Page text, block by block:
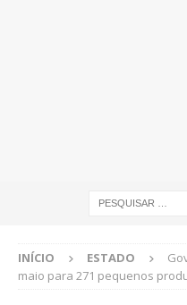
INÍCIO ESTADO
maio para 271 pequenos